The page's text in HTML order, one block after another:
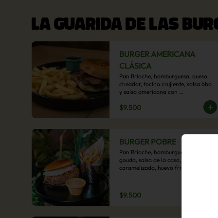
LA GUARIDA DE LAS
BURGER AMERICANA
CLÁSICA
Pan Brioche, hamburguesa, queso
cheddar, tocino crujiente, salsa bbq
y salsa americana con
acompañamiento de papas fritas.
$9.500
BURGER POBRE
Pan Brioche, hamburguesa, queso
gouda, salsa de la casa, cebolla
caramelizada, huevo frito, y papa
$9.500